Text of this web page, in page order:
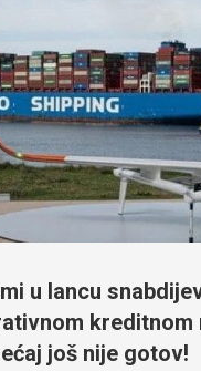
u lancu
kreditnom
još nije gotov!